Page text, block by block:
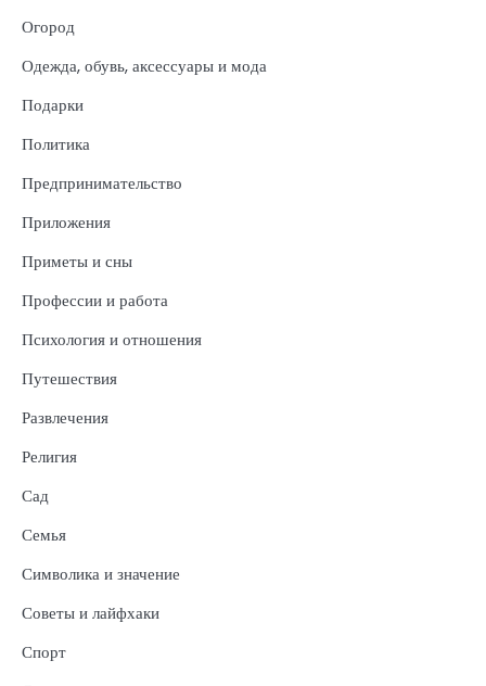
Огород
Одежда, обувь, аксессуары и мода
Подарки
Политика
Предпринимательство
Приложения
Приметы и сны
Профессии и работа
Психология и отношения
Путешествия
Развлечения
Религия
Сад
Семья
Символика и значение
Советы и лайфхаки
Спорт